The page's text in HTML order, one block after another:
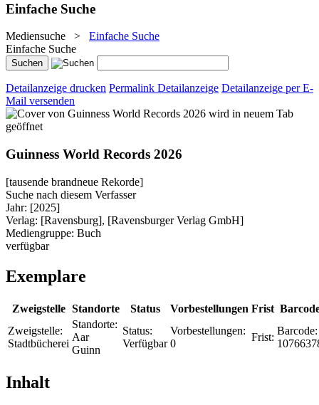
Einfache Suche
Mediensuche > Einfache Suche
Einfache Suche
Detailanzeige drucken Permalink Detailanzeige Detailanzeige per E-
Mail versenden
wird in neuem Tab
geöffnet
Guinness World Records 2026
[tausende brandneue Rekorde]
Suche nach diesem Verfasser
Jahr: [2025]
Verlag: [Ravensburg], [Ravensburger Verlag GmbH]
Mediengruppe: Buch
verfügbar
Exemplare
Zweigstelle Standorte Status Vorbestellungen Frist
Zweigstelle:
Stadtbücherei
Standorte:
Aar
Guinn
Status:
Verfügbar
Vorbestellungen:
0
Frist:
Barcode:
Inhalt